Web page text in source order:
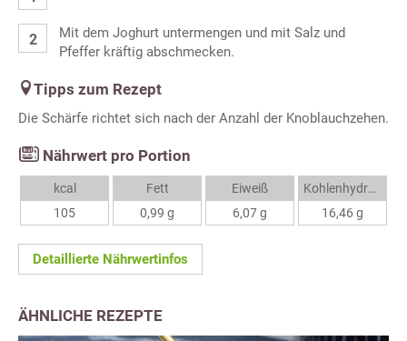
Mit dem Joghurt untermengen und mit Salz und
Pfeffer kräftig abschmecken.
Tipps zum Rezept
Die Schärfe richtet sich nach der Anzahl der Knoblauchzehen.
Nährwert pro Portion
kcal
105
Fett
0,99 g
Eiweiß
6,07 g
Kohlenhydrate
16,46 g
Detaillierte Nährwertinfos
ÄHNLICHE REZEPTE